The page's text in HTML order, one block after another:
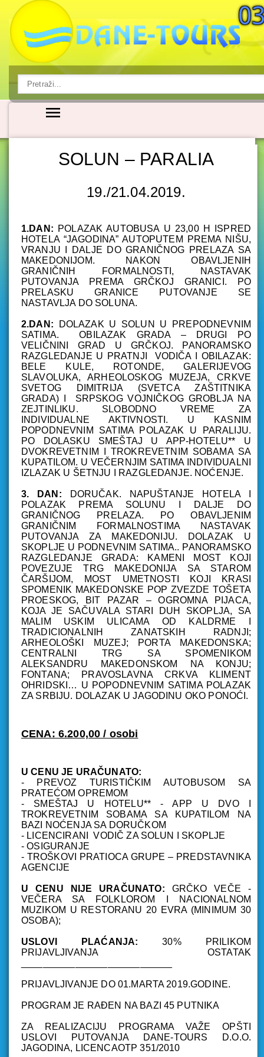
SOLUN – PARALIA
19./21.04.2019.
1.DAN: POLAZAK AUTOBUSA U 23,00 H ISPRED
HOTELA “JAGODINA” AUTOPUTEM PREMA NIŠU,
VRANJU I DALJE DO GRANIČNOG PRELAZA SA
MAKEDONIJOM. NAKON OBAVLJENIH
GRANIČNIH FORMALNOSTI, NASTAVAK
PUTOVANJA PREMA GRČKOJ GRANICI. PO
PRELASKU GRANICE PUTOVANJE SE
NASTAVLJA DO SOLUNA.
2.DAN: DOLAZAK U SOLUN U PREPODNEVNIM
SATIMA. OBILAZAK GRADA – DRUGI PO
VELIČNINI GRAD U GRČKOJ. PANORAMSKO
RAZGLEDANJE U PRATNJI VODIČA I OBILAZAK:
BELE KULE, ROTONDE, GALERIJEVOG
SLAVOLUKA, ARHEOLOSKOG MUZEJA, CRKVE
SVETOG DIMITRIJA (SVETCA ZAŠTITNIKA
GRADA) I SRPSKOG VOJNIČKOG GROBLJA NA
ZEJTINLIKU. SLOBODNO VREME ZA
INDIVIDUALNE AKTIVNOSTI. U KASNIM
POPODNEVNIM SATIMA POLAZAK U PARALIJU.
PO DOLASKU SMEŠTAJ U APP-HOTELU** U
DVOKREVETNIM I TROKREVETNIM SOBAMA SA
KUPATILOM. U VEČERNJIM SATIMA INDIVIDUALNI
IZLAZAK U ŠETNJU I RAZGLEDANJE. NOĆENJE.
3. DAN: DORUČAK. NAPUŠTANJE HOTELA I
POLAZAK PREMA SOLUNU I DALJE DO
GRANIČNOG PRELAZA. PO OBAVLJENIM
GRANIČNIM FORMALNOSTIMA NASTAVAK
PUTOVANJA ZA MAKEDONIJU. DOLAZAK U
SKOPLJE U PODNEVNIM SATIMA.. PANORAMSKO
RAZGLEDANJE GRADA: KAMENI MOST KOJI
POVEZUJE TRG MAKEDONIJA SA STAROM
ČARŠIJOM, MOST UMETNOSTI KOJI KRASI
SPOMENIK MAKEDONSKE POP ZVEZDE TOŠETA
PROESKOG, BIT PAZAR – OGROMNA PIJACA,
KOJA JE SAČUVALA STARI DUH SKOPLJA, SA
MALIM USKIM ULICAMA OD KALDRME I
TRADICIONALNIH ZANATSKIH RADNJI;
ARHEOLOŠKI MUZEJ; PORTA MAKEDONSKA;
CENTRALNI TRG SA SPOMENIKOM
ALEKSANDRU MAKEDONSKOM NA KONJU;
FONTANA; PRAVOSLAVNA CRKVA KLIMENT
OHRIDSKI… U POPODNEVNIM SATIMA POLAZAK
ZA SRBIJU. DOLAZAK U JAGODINU OKO PONOĆI.
CENA: 6.200,00 / osobi
U CENU JE URAČUNATO:
- PREVOZ TURISTIČKIM AUTOBUSOM SA
PRATEĆOM OPREMOM
- SMEŠTAJ U HOTELU** - APP U DVO I
TROKREVETNIM SOBAMA SA KUPATILOM NA
BAZI NOĆENJA SA DORUČKOM
- LICENCIRANI VODIČ ZA SOLUN I SKOPLJE
- OSIGURANJE
- TROŠKOVI PRATIOCA GRUPE – PREDSTAVNIKA
AGENCIJE
U CENU NIJE URAČUNATO: GRČKO VEČE -
VEČERA SA FOLKLOROM I NACIONALNOM
MUZIKOM U RESTORANU 20 EVRA (MINIMUM 30
OSOBA);
USLOVI PLAĆANJA: 30% PRILIKOM
PRIJAVLJIVANJA OSTATAK
PRIJAVLJIVANJE DO 01.MARTA 2019.GODINE.
PROGRAM JE RAĐEN NA BAZI 45 PUTNIKA
ZA REALIZACIJU PROGRAMA VAŽE OPŠTI
USLOVI PUTOVANJA DANE-TOURS D.O.O.
JAGODINA, LICENCAOTP 351/2010